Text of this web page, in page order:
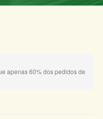
apenas 60% dos pedidos de